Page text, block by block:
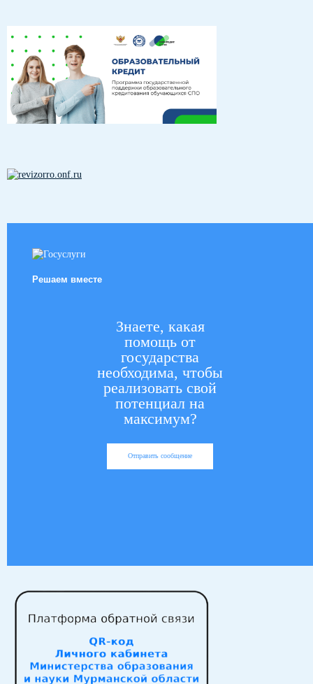
Решаем вместе
Знаете, какая
помощь от
государства
необходима, чтобы
реализовать свой
потенциал на
максимум?
Отправить сообщение